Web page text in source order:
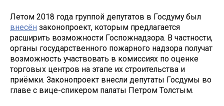
Летом 2018 года группой депутатов в Госдуму был
внесён законопроект, которым предлагается
расширить возможности Госпожнадзора. В частности,
органы государственного пожарного надзора получат
возможность участвовать в комиссиях по оценке
торговых центров на этапе их строительства и
приёмки. Законопроект внесли депутаты Госдумы во
главе с вице-спикером палаты Петром Толстым.